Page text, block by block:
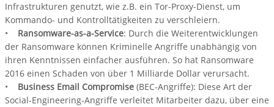
Infrastrukturen genutzt, wie z.B. ein Tor-Proxy-Dienst, um
Kommando- und Kontrolltätigkeiten zu verschleiern.
• Ransomware-as-a-Service: Durch die Weiterentwicklungen
der Ransomware können Kriminelle Angriffe unabhängig von
ihren Kenntnissen einfacher ausführen. So hat Ransomware
2016 einen Schaden von über 1 Milliarde Dollar verursacht.
• Business Email Compromise (BEC-Angriffe): Diese Art der
Social-Engineering-Angriffe verleitet Mitarbeiter dazu, über eine